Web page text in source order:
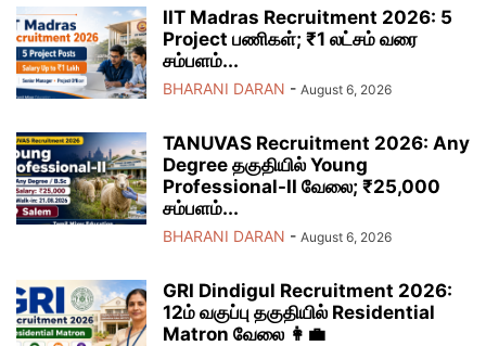
IIT Madras Recruitment 2026: 5
Project பணிகள்; ₹1 லட்சம் வரை
சம்பளம்...
BHARANI DARAN - August 6, 2026
TANUVAS Recruitment 2026: Any
Degree தகுதியில் Young
Professional-II வேலை; ₹25,000
சம்பளம்...
BHARANI DARAN - August 6, 2026
GRI Dindigul Recruitment 2026:
12ம் வகுப்பு தகுதியில் Residential
Matron வேலை 👩‍💼